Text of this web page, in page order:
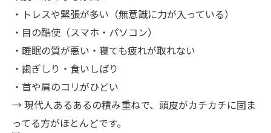
・トレスや緊張が多い（無意識に力が入っている）
・目の酷使（スマホ・パソコン）
・睡眠の質が悪い・寝ても疲れが取れない
・歯ぎしり・食いしばり
・首や肩のコリがひどい
→ 現代人あるあるの積み重ねで、頭皮がカチカチに固ま
ってる方がほとんどです。